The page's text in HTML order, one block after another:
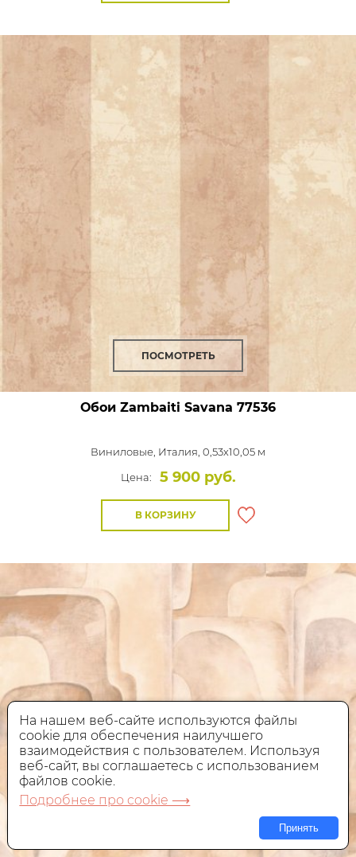
ПОСМОТРЕТЬ
Обои Zambaiti Savana 77536
Виниловые, Италия, 0,53x10,05 м
Цена:
5 900 руб.
В КОРЗИНУ
На нашем веб-сайте используются файлы
cookie для обеспечения наилучшего
взаимодействия с пользователем. Используя
веб-сайт, вы соглашаетесь с использованием
файлов cookie.
Подробнее про cookie ⟶
Принять